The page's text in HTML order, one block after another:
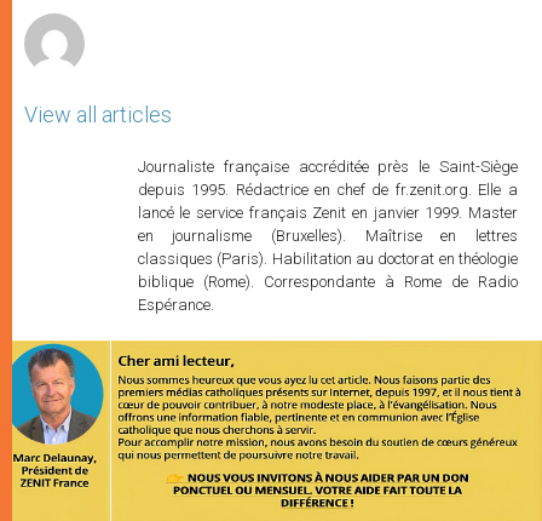
View all articles
Journaliste française accréditée près le Saint-Siège
depuis 1995. Rédactrice en chef de fr.zenit.org. Elle a
lancé le service français Zenit en janvier 1999. Master
en journalisme (Bruxelles). Maîtrise en lettres
classiques (Paris). Habilitation au doctorat en théologie
biblique (Rome). Correspondante à Rome de Radio
Espérance.